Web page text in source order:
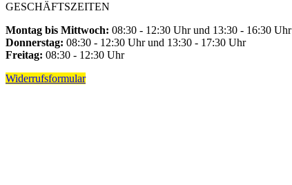
GESCHÄFTSZEITEN
Montag bis Mittwoch: 08:30 - 12:30 Uhr und 13:30 - 16:30 Uhr
Donnerstag: 08:30 - 12:30 Uhr und 13:30 - 17:30 Uhr
Freitag: 08:30 - 12:30 Uhr
Widerrufsformular